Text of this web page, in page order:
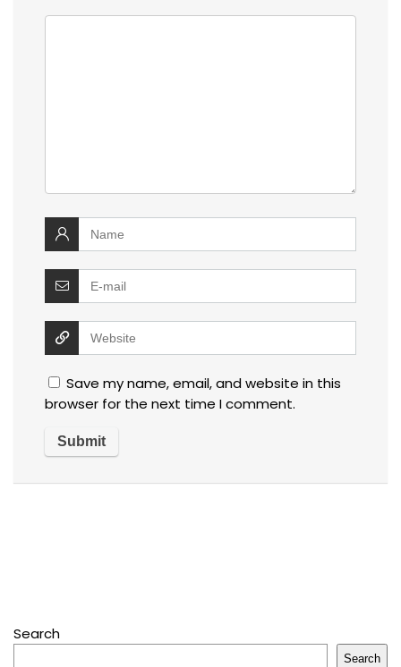
Save my name, email, and website in this
browser for the next time I comment.
Search
Search